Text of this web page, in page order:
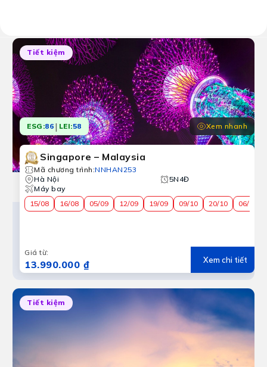
Tiết kiệm
ESG:86 | LEI:58 Xem nhanh
Singapore – Malaysia
Mã chương trình:NNHAN253
Hà Nội
5N4Đ
Máy bay
15/08
16/08 05/09 12/09 19/09 09/10 20/10 06/11
Giá từ:
13.990.000 ₫ Xem chi tiết
Tiết kiệm